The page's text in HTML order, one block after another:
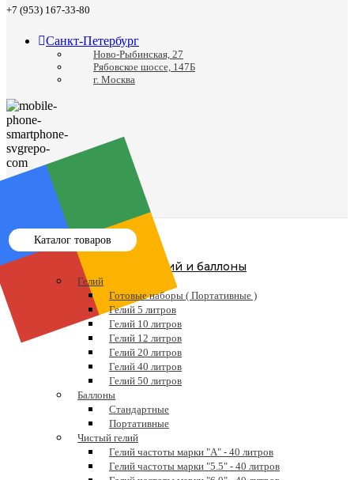
+7 (953) 167-33-80
Санкт-Петербург
Ново-Рыбинская, 27
Рябовское шоссе, 147Б
г. Москва
8 (812) 988-24-41
Каталог товаров
Гелий и баллоны
Гелий
Готовые наборы ( Портативные )
Гелий 5 литров
Гелий 10 литров
Гелий 12 литров
Гелий 20 литров
Гелий 40 литров
Гелий 50 литров
Баллоны
Стандартные
Портативные
Чистый гелий
Гелий частоты марки "А" - 40 литров
Гелий частоты марки "5.5" - 40 литров